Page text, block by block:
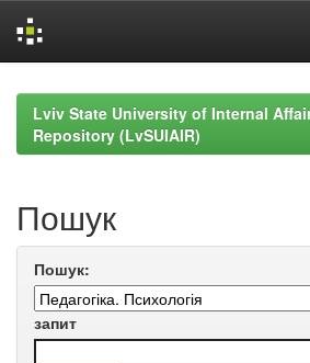
navigationLviv State University of Internal
Repository (LvSUIAIR)
Пошук
Пошук:
запит